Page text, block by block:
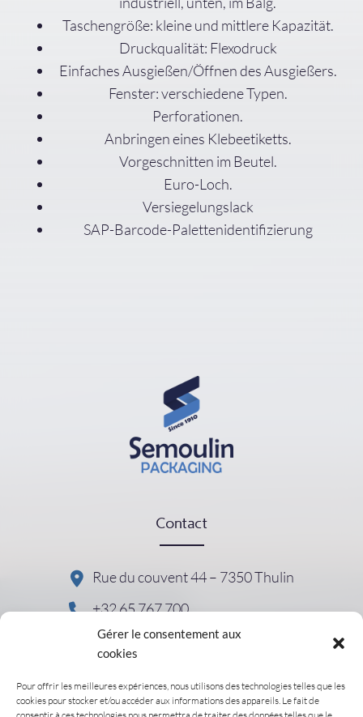
Gérer le consentement aux
cookies
Pour offrir les meilleures expériences, nous utilisons des technologies telles que les
cookies pour stocker et/ou accéder aux informations des appareils. Le fait de
Taschengröße: kleine und mittlere Kapazität.
Druckqualität: Flexodruck
Einfaches Ausgießen/Öffnen des Ausgießers.
Fenster: verschiedene Typen.
Perforationen.
Anbringen eines Klebeetiketts.
Vorgeschnitten im Beutel.
Euro-Loch.
Versiegelungslack
SAP-Barcode-Palettenidentifizierung
Contact
Rue du couvent 44 – 7350 Thulin
+32 65 767 700
Nützliche Links